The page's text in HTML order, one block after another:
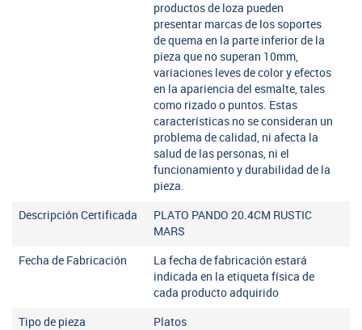
productos de loza pueden
presentar marcas de los soportes
de quema en la parte inferior de la
pieza que no superan 10mm,
variaciones leves de color y efectos
en la apariencia del esmalte, tales
como rizado o puntos. Estas
características no se consideran un
problema de calidad, ni afecta la
salud de las personas, ni el
funcionamiento y durabilidad de la
pieza.
Descripción Certificada
PLATO PANDO 20.4CM RUSTIC
MARS
Fecha de Fabricación
La fecha de fabricación estará
indicada en la etiqueta física de
cada producto adquirido
Tipo de pieza Platos